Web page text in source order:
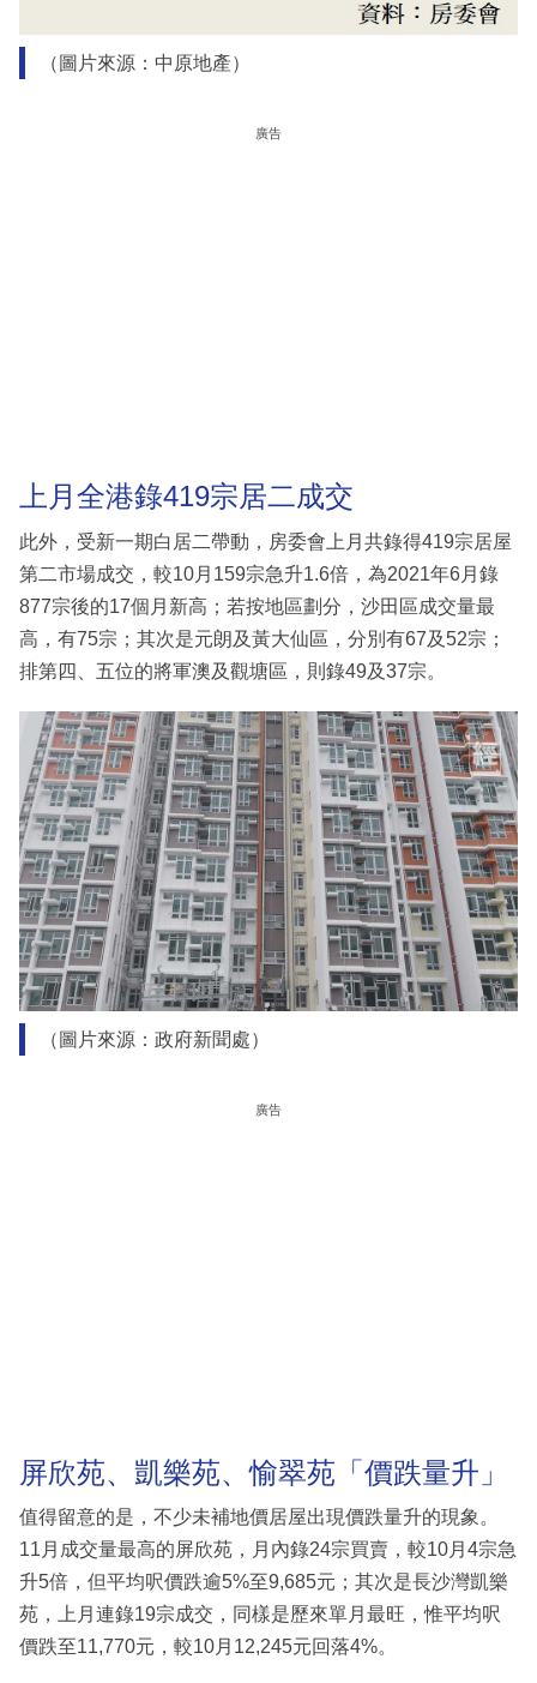
（圖片來源：中原地產）
廣告
上月全港錄419宗居二成交
此外，受新一期白居二帶動，房委會上月共錄得419宗居屋
第二市場成交，較10月159宗急升1.6倍，為2021年6月錄
877宗後的17個月新高；若按地區劃分，沙田區成交量最
高，有75宗；其次是元朗及黃大仙區，分別有67及52宗；
排第四、五位的將軍澳及觀塘區，則錄49及37宗。
（圖片來源：政府新聞處）
廣告
屏欣苑、凱樂苑、愉翠苑「價跌量升」
值得留意的是，不少未補地價居屋出現價跌量升的現象。
11月成交量最高的屏欣苑，月內錄24宗買賣，較10月4宗急
升5倍，但平均呎價跌逾5%至9,685元；其次是長沙灣凱樂
苑，上月連錄19宗成交，同樣是歷來單月最旺，惟平均呎
價跌至11,770元，較10月12,245元回落4%。